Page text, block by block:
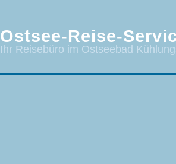
Ostsee-Reise-
Ihr Reisebüro im Ostseebad